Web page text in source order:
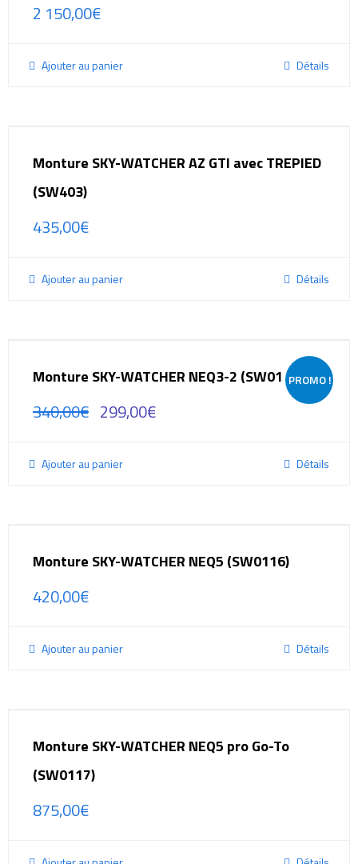
2 150,00€
Ajouter au panier Détails
Monture SKY-WATCHER AZ GTI avec TREPIED
(SW403)
435,00€
Ajouter au panier Détails
PROMO !
Monture SKY-WATCHER NEQ3-2 (SW0114)
340,00€ 299,00€
Ajouter au panier Détails
Monture SKY-WATCHER NEQ5 (SW0116)
420,00€
Ajouter au panier Détails
Monture SKY-WATCHER NEQ5 pro Go-To
(SW0117)
875,00€